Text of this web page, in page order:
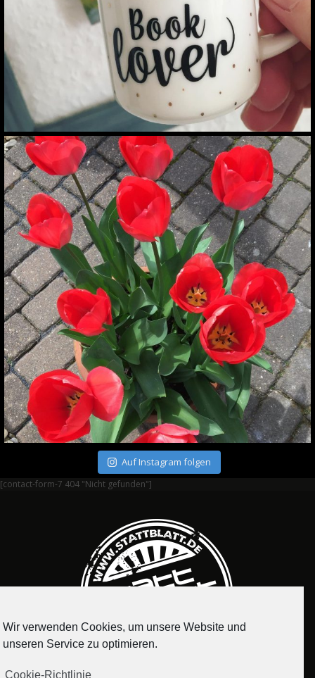
Auf Instagram folgen
[contact-form-7 404 "Nicht gefunden"]
Wir verwenden Cookies, um unsere Website und
unseren Service zu optimieren.
Cookie-Richtlinie